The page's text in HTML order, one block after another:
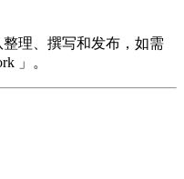
整理、撰写和发布，如需
」。